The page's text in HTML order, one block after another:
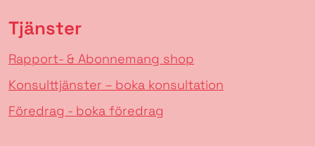
Tjänster
Rapport- & Abonnemang shop
Konsulttjänster – boka konsultation
Föredrag - boka föredrag